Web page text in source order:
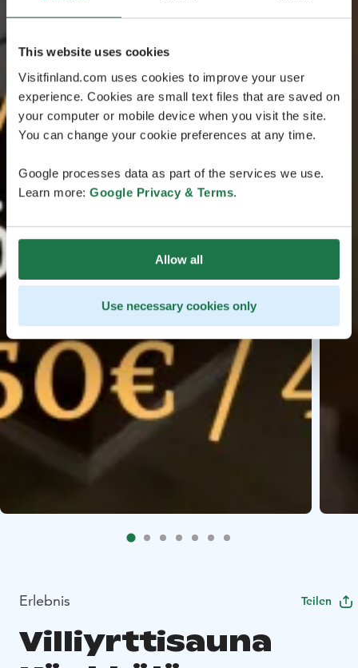
This website uses cookies
Visitfinland.com uses cookies to improve your user
experience. Cookies are small text files that are saved on
your computer or mobile device when you visit the site.
You can change your cookie preferences at any time.
Google processes data as part of the services we use.
Learn more: Google Privacy & Terms.
Allow all
Use necessary cookies only
Erlebnis Teilen
Villiyrttisauna